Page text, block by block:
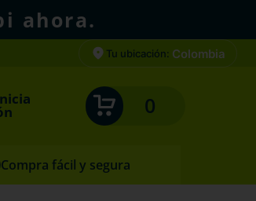
ahora.
Tu ubicación: Colombia
0
Compra fácil y segura